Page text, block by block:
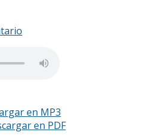
en MP3
en PDF